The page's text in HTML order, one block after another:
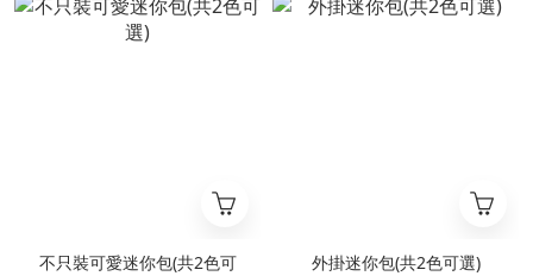
不只裝可愛迷你包(共2色可
外掛迷你包(共2色可選)